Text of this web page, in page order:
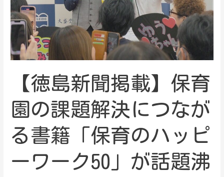
【徳島新聞掲載】保育
園の課題解決につなが
る書籍「保育のハッピ
ーワーク50」が話題沸